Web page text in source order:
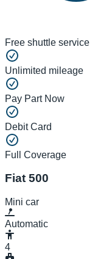
Free shuttle service
Unlimited mileage
Pay Part Now
Debit Card
Full Coverage
Fiat 500
Mini car
Automatic
4